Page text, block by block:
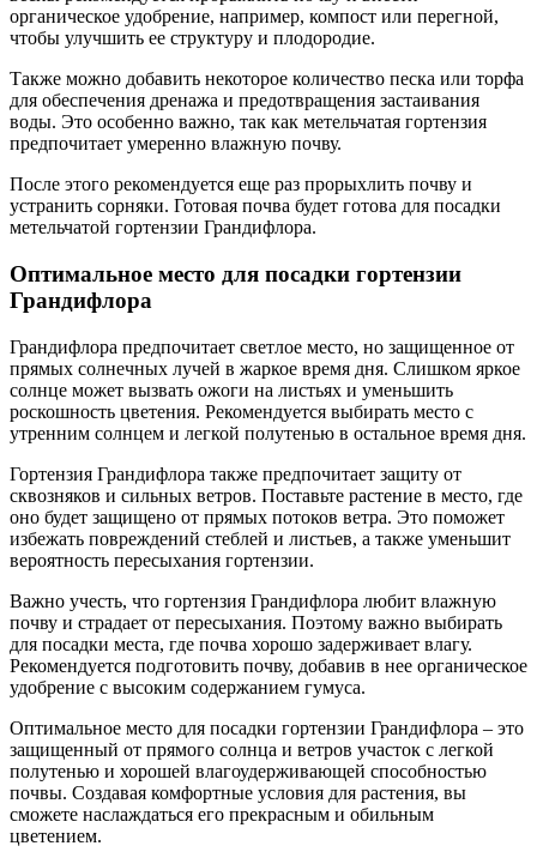
органическое удобрение, например, компост или перегной,
чтобы улучшить ее структуру и плодородие.
Также можно добавить некоторое количество песка или торфа
для обеспечения дренажа и предотвращения застаивания
воды. Это особенно важно, так как метельчатая гортензия
предпочитает умеренно влажную почву.
После этого рекомендуется еще раз прорыхлить почву и
устранить сорняки. Готовая почва будет готова для посадки
метельчатой гортензии Грандифлора.
Оптимальное место для посадки гортензии
Грандифлора
Грандифлора предпочитает светлое место, но защищенное от
прямых солнечных лучей в жаркое время дня. Слишком яркое
солнце может вызвать ожоги на листьях и уменьшить
роскошность цветения. Рекомендуется выбирать место с
утренним солнцем и легкой полутенью в остальное время дня.
Гортензия Грандифлора также предпочитает защиту от
сквозняков и сильных ветров. Поставьте растение в место, где
оно будет защищено от прямых потоков ветра. Это поможет
избежать повреждений стеблей и листьев, а также уменьшит
вероятность пересыхания гортензии.
Важно учесть, что гортензия Грандифлора любит влажную
почву и страдает от пересыхания. Поэтому важно выбирать
для посадки места, где почва хорошо задерживает влагу.
Рекомендуется подготовить почву, добавив в нее органическое
удобрение с высоким содержанием гумуса.
Оптимальное место для посадки гортензии Грандифлора – это
защищенный от прямого солнца и ветров участок с легкой
полутенью и хорошей влагоудерживающей способностью
почвы. Создавая комфортные условия для растения, вы
сможете наслаждаться его прекрасным и обильным
цветением.